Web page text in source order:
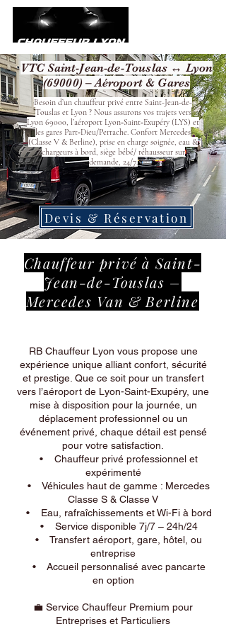
VTC Saint-Jean-de-Touslas ↔ Lyon
(69000) – Aéroport & Gares
Besoin d’un chauffeur privé entre Saint-Jean-de-
Touslas et Lyon ? Nous assurons vos trajets vers
Lyon 69000, l’aéroport Lyon‑Saint‑Exupéry (LYS) et
les gares Part‑Dieu/Perrache. Confort Mercedes
(Classe V & Berline), prise en charge soignée, eau &
chargeurs à bord, siège bébé/ réhausseur sur
demande, 24/7.
Devis & Réservation
Chauffeur privé à Saint-
Jean-de-Touslas –
Mercedes Van & Berline
RB Chauffeur Lyon vous propose une
expérience unique alliant confort, sécurité
et prestige. Que ce soit pour un transfert
vers l’aéroport de Lyon-Saint-Exupéry, une
mise à disposition pour la journée, un
déplacement professionnel ou un
événement privé, chaque détail est pensé
pour votre satisfaction.
• Chauffeur privé professionnel et
expérimenté
• Véhicules haut de gamme : Mercedes
Classe S & Classe V
• Eau, rafraîchissements et Wi-Fi à bord
• Service disponible 7j/7 – 24h/24
• Transfert aéroport, gare, hôtel, ou
entreprise
• Accueil personnalisé avec pancarte
en option
💼 Service Chauffeur Premium pour
Entreprises et Particuliers